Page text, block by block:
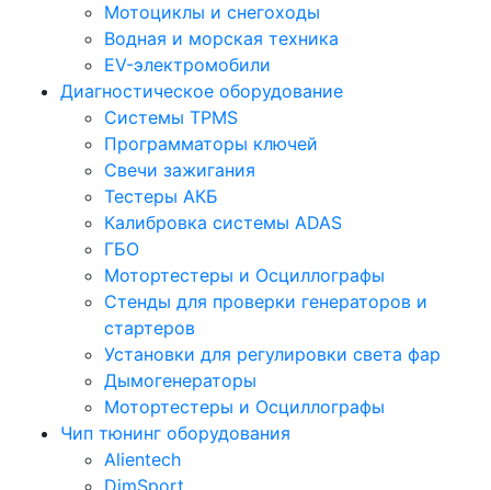
Мотоциклы и снегоходы
Водная и морская техника
EV-электромобили
Диагностическое оборудование
Системы TPMS
Программаторы ключей
Свечи зажигания
Тестеры АКБ
Калибровка системы ADAS
ГБО
Мотортестеры и Осциллографы
Стенды для проверки генераторов и
стартеров
Установки для регулировки света фар
Дымогенераторы
Мотортестеры и Осциллографы
Чип тюнинг оборудования
Alientech
DimSport